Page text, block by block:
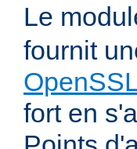
Le
fournit
fort en